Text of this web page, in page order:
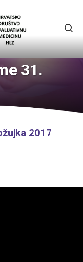
31.
2017